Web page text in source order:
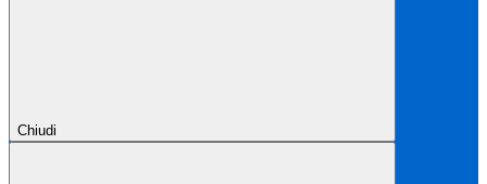
Chiudi